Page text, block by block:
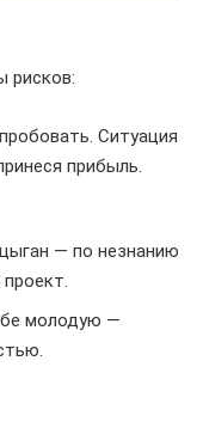
рисков:
Ситуация
прибыль.
— по незнанию
молодую —